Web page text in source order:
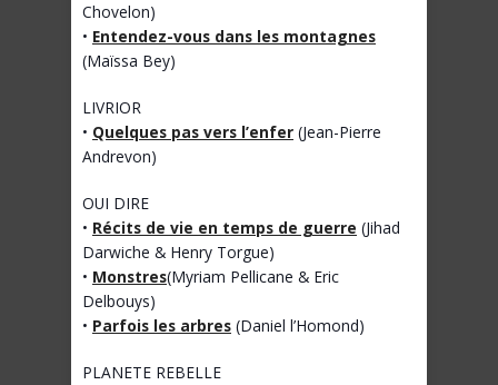
Chovelon)
• Entendez-vous dans les montagnes
(Maïssa Bey)
LIVRIOR
• Quelques pas vers l’enfer (Jean-Pierre
Andrevon)
OUI DIRE
• Récits de vie en temps de guerre (Jihad
Darwiche & Henry Torgue)
• Monstres(Myriam Pellicane & Eric
Delbouys)
• Parfois les arbres (Daniel l’Homond)
PLANETE REBELLE